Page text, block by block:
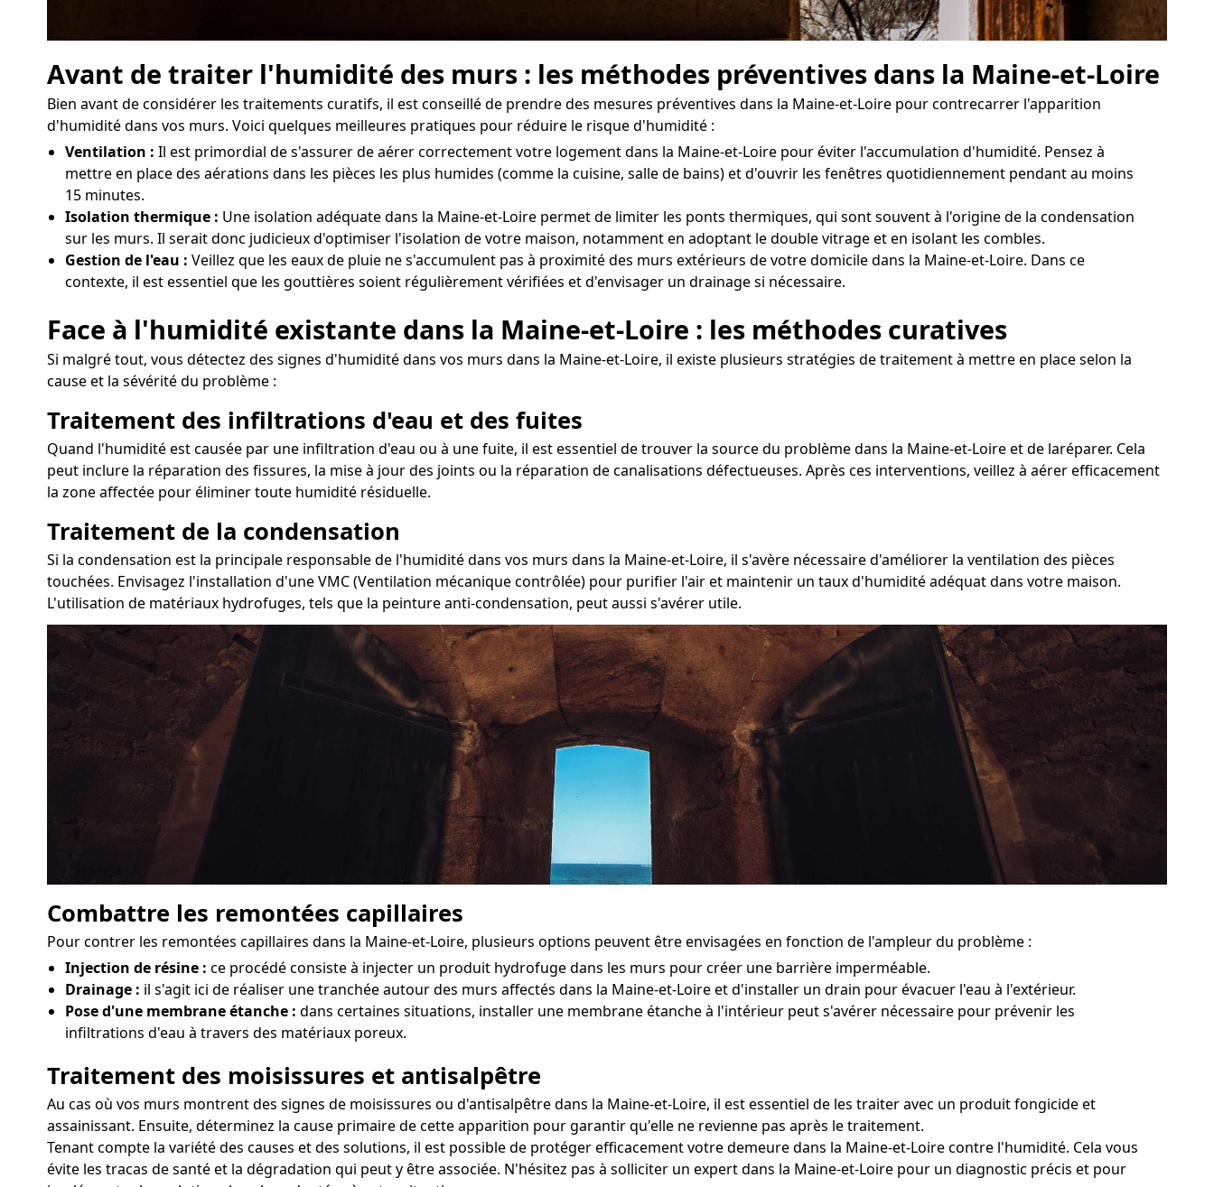
Avant de traiter l'humidité des murs : les méthodes préventives dans la Maine-et-Loire
Bien avant de considérer les traitements curatifs, il est conseillé de prendre des mesures préventives dans la Maine-et-Loire pour contrecarrer l'apparition
d'humidité dans vos murs. Voici quelques meilleures pratiques pour réduire le risque d'humidité :
Ventilation : Il est primordial de s'assurer de aérer correctement votre logement dans la Maine-et-Loire pour éviter l'accumulation d'humidité. Pensez à
mettre en place des aérations dans les pièces les plus humides (comme la cuisine, salle de bains) et d'ouvrir les fenêtres quotidiennement pendant au moins
15 minutes.
Isolation thermique : Une isolation adéquate dans la Maine-et-Loire permet de limiter les ponts thermiques, qui sont souvent à l'origine de la condensation
sur les murs. Il serait donc judicieux d'optimiser l'isolation de votre maison, notamment en adoptant le double vitrage et en isolant les combles.
Gestion de l'eau : Veillez que les eaux de pluie ne s'accumulent pas à proximité des murs extérieurs de votre domicile dans la Maine-et-Loire. Dans ce
contexte, il est essentiel que les gouttières soient régulièrement vérifiées et d'envisager un drainage si nécessaire.
Face à l'humidité existante dans la Maine-et-Loire : les méthodes curatives
Si malgré tout, vous détectez des signes d'humidité dans vos murs dans la Maine-et-Loire, il existe plusieurs stratégies de traitement à mettre en place selon la
cause et la sévérité du problème :
Traitement des infiltrations d'eau et des fuites
Quand l'humidité est causée par une infiltration d'eau ou à une fuite, il est essentiel de trouver la source du problème dans la Maine-et-Loire et de laréparer. Cela
peut inclure la réparation des fissures, la mise à jour des joints ou la réparation de canalisations défectueuses. Après ces interventions, veillez à aérer efficacement
la zone affectée pour éliminer toute humidité résiduelle.
Traitement de la condensation
Si la condensation est la principale responsable de l'humidité dans vos murs dans la Maine-et-Loire, il s'avère nécessaire d'améliorer la ventilation des pièces
touchées. Envisagez l'installation d'une VMC (Ventilation mécanique contrôlée) pour purifier l'air et maintenir un taux d'humidité adéquat dans votre maison.
L'utilisation de matériaux hydrofuges, tels que la peinture anti-condensation, peut aussi s'avérer utile.
Combattre les remontées capillaires
Pour contrer les remontées capillaires dans la Maine-et-Loire, plusieurs options peuvent être envisagées en fonction de l'ampleur du problème :
Injection de résine : ce procédé consiste à injecter un produit hydrofuge dans les murs pour créer une barrière imperméable.
Drainage : il s'agit ici de réaliser une tranchée autour des murs affectés dans la Maine-et-Loire et d'installer un drain pour évacuer l'eau à l'extérieur.
Pose d'une membrane étanche : dans certaines situations, installer une membrane étanche à l'intérieur peut s'avérer nécessaire pour prévenir les
infiltrations d'eau à travers des matériaux poreux.
Traitement des moisissures et antisalpêtre
Au cas où vos murs montrent des signes de moisissures ou d'antisalpêtre dans la Maine-et-Loire, il est essentiel de les traiter avec un produit fongicide et
assainissant. Ensuite, déterminez la cause primaire de cette apparition pour garantir qu'elle ne revienne pas après le traitement.
Tenant compte la variété des causes et des solutions, il est possible de protéger efficacement votre demeure dans la Maine-et-Loire contre l'humidité. Cela vous
évite les tracas de santé et la dégradation qui peut y être associée. N'hésitez pas à solliciter un expert dans la Maine-et-Loire pour un diagnostic précis et pour